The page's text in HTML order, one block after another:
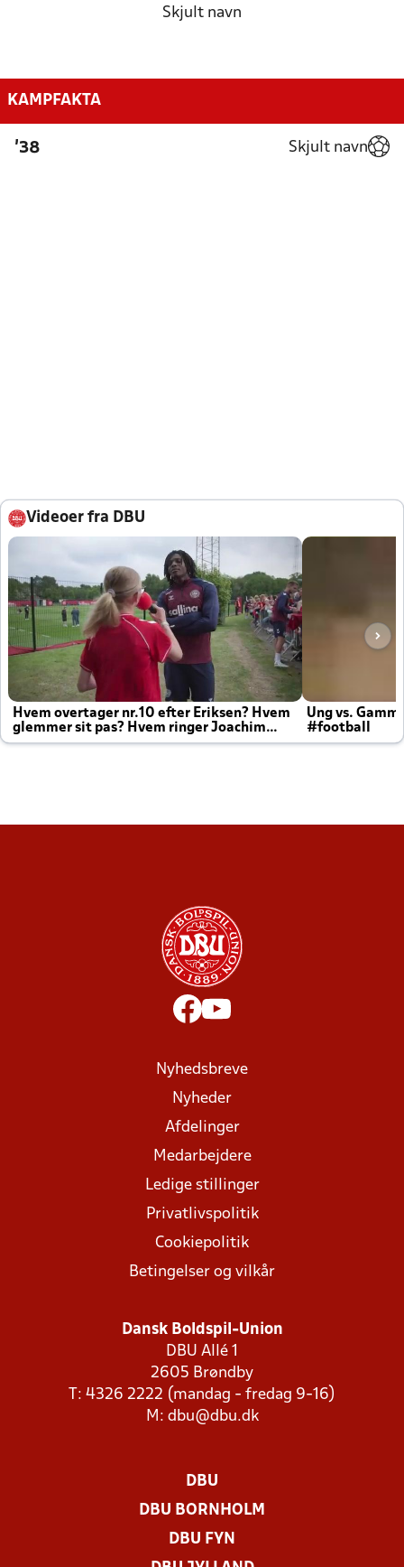
Skjult navn
KAMPFAKTA
'38 Skjult navn
Videoer fra DBU
Hvem overtager nr.10 efter Eriksen? Hvem
glemmer sit pas? Hvem ringer Joachim
altid til efter kampe?
Ung vs.
#football
Nyhedsbreve
Nyheder
Afdelinger
Medarbejdere
Ledige stillinger
Privatlivspolitik
Cookiepolitik
Betingelser og vilkår
Dansk Boldspil-Union
DBU Allé 1
2605 Brøndby
T: 4326 2222 (mandag - fredag 9-16)
M: dbu@dbu.dk
DBU
DBU BORNHOLM
DBU FYN